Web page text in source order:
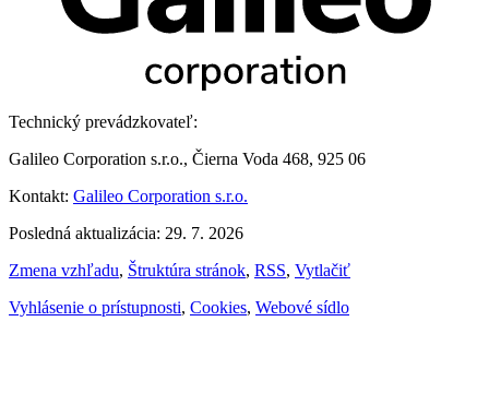
Technický prevádzkovateľ:
Galileo Corporation s.r.o., Čierna Voda 468, 925 06
Kontakt: Galileo Corporation s.r.o.
Posledná aktualizácia: 29. 7. 2026
Zmena vzhľadu, Štruktúra stránok, RSS, Vytlačiť
Vyhlásenie o prístupnosti, Cookies, Webové sídlo